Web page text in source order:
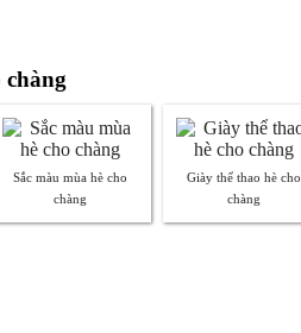
chàng
Sắc màu mùa hè cho
chàng
Giày thể thao hè cho
chàng